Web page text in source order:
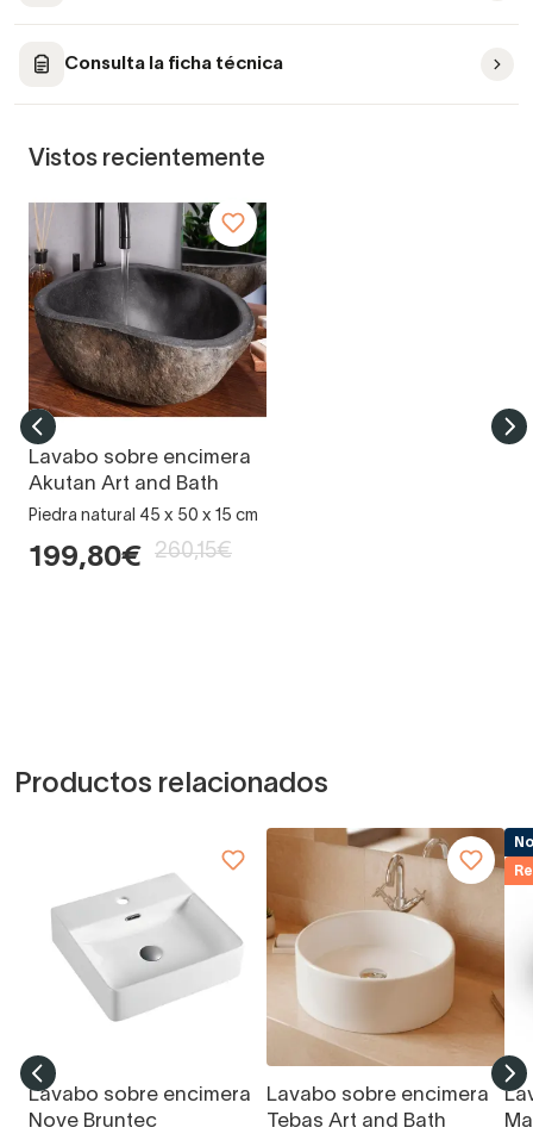
Consulta la ficha técnica
Vistos recientemente
Lavabo sobre encimera
Akutan Art and Bath
Piedra natural 45 x 50 x 15 cm
199,80€ 260,15€
Productos relacionados
Lavabo sobre encimera
Nove Bruntec
Lavabo sobre encimera
Tebas Art and Bath